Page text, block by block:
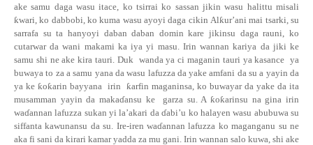
ake samu daga wasu itace, ko tsirrai ko sassan jikin wasu halittu misali
ƙwari, ko dabbobi, ko kuma wasu ayoyi daga cikin Alƙur’ani mai tsarki, su
sarrafa su ta hanyoyi daban daban domin kare jikinsu daga rauni, ko
cutarwar da wani makami ka iya yi masu. Irin wannan kariya da jiki ke
samu shi ne ake kira tauri. Duk wanda ya ci maganin tauri ya kasance ya
buwaya to za a samu yana da wasu lafuzza da yake amfani da su a yayin da
ya ke ƙoƙarin bayyana irin ƙarfin maganinsa, ko buwayar da yake da ita
musamman yayin da makaɗansu ke garza su. Aƙoƙarinsu na gina irin
waɗannan lafuzza sukan yi la’akari daɗabi’u ko halayen wasu abubuwa su
siffanta kawunansu da su. Ire-irenwaɗannan lafuzza ko maganganu su ne
aka fi sani da kirari kamar yadda za mu gani. Irin wannan salo kuwa, shi ake